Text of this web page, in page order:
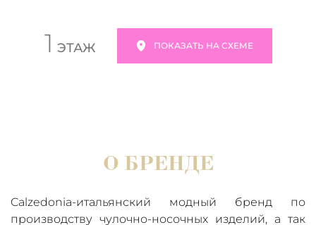
1 ЭТАЖ ПОКАЗАТЬ НА СХЕМЕ
О БРЕНДЕ
Calzedonia-итальянский модный бренд по
производству чулочно-носочных изделий, а так